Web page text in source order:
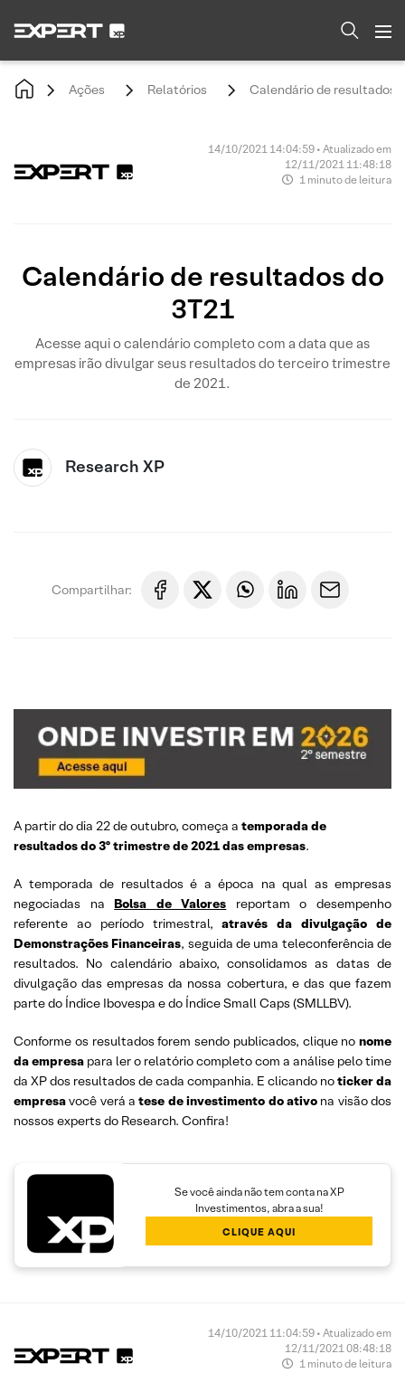
Ações Relatórios Calendário de resultados
14/10/2021 14:04:59 • Atualizado em
12/11/2021 11:48:18
1 minuto de leitura
Calendário de resultados do
3T21
Acesse aqui o calendário completo com a data que as
empresas irão divulgar seus resultados do terceiro trimestre
de 2021.
Research XP
Compartilhar:
A partir do dia 22 de outubro, começa a temporada de
resultados do 3º trimestre de 2021 das empresas.
A temporada de resultados é a época na qual as empresas
negociadas na Bolsa de Valores reportam o desempenho
referente ao período trimestral,através da divulgação de
Demonstrações Financeiras, seguida de uma teleconferência de
resultados. No calendário abaixo, consolidamos as datas de
divulgação das empresas da nossa cobertura, e das que fazem
parte do Índice Ibovespa e do Índice Small Caps (SMLLBV).
Conforme os resultados forem sendo publicados, clique no nome
da empresa para ler o relatório completo com a análise pelo time
da XP dos resultados de cada companhia. E clicando noticker da
empresavocê verá atese de investimento do ativo na visão dos
nossos experts do Research. Confira!
Se você ainda não tem conta na XP
Investimentos, abra a sua!
CLIQUE AQUI
14/10/2021 11:04:59 • Atualizado em
12/11/2021 08:48:18
1 minuto de leitura